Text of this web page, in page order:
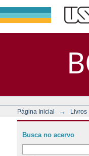
Página Inicial → Livros
Busca no acervo